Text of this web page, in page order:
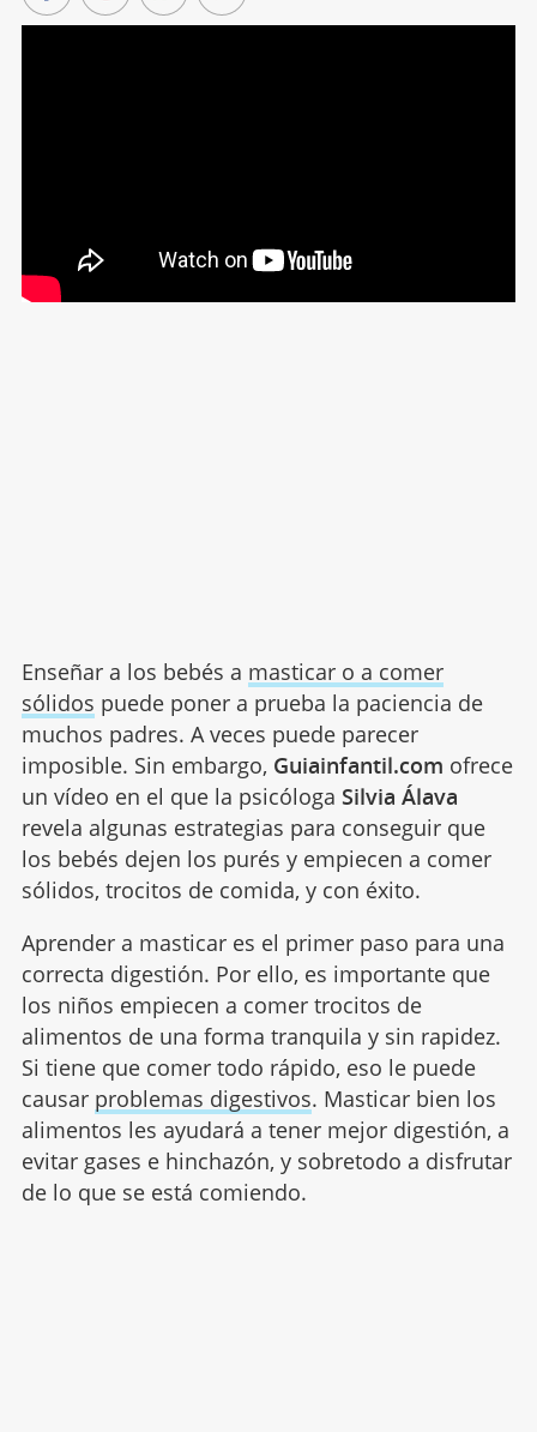
Enseñar a los bebés a masticar o a comer
sólidos puede poner a prueba la paciencia de
muchos padres. A veces puede parecer
imposible. Sin embargo, Guiainfantil.com ofrece
un vídeo en el que la psicóloga Silvia Álava
revela algunas estrategias para conseguir que
los bebés dejen los purés y empiecen a comer
sólidos, trocitos de comida, y con éxito.
Aprender a masticar es el primer paso para una
correcta digestión. Por ello, es importante que
los niños empiecen a comer trocitos de
alimentos de una forma tranquila y sin rapidez.
Si tiene que comer todo rápido, eso le puede
causar problemas digestivos. Masticar bien los
alimentos les ayudará a tener mejor digestión, a
evitar gases e hinchazón, y sobretodo a disfrutar
de lo que se está comiendo.